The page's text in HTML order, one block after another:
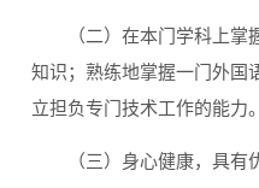
（二）在本门学科上掌
知识；熟练地掌握一门外国
立担负专门技术工作的能力。
（三）身心健康，具有